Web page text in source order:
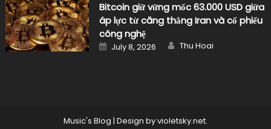
Bitcoin giữ vững mốc 63.000 USD giữa
áp lực từ căng thẳng Iran và cổ phiếu
công nghệ
Posted
on
July 8, 2026 Author
Thu Hoai
Music's Blog | Design byvioletsky.net.